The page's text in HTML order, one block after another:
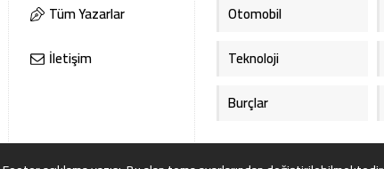
Tüm Yazarlar
İletişim
Otomobil
Teknoloji
Burçlar